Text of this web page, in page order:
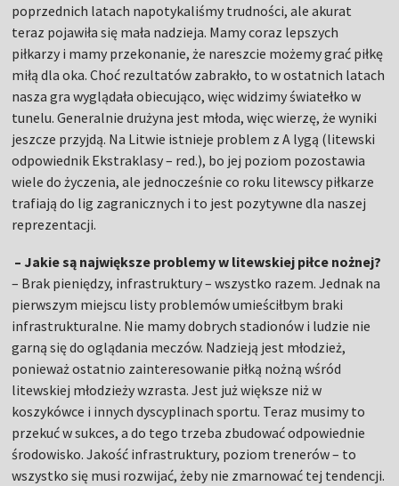
poprzednich latach napotykaliśmy trudności, ale akurat
teraz pojawiła się mała nadzieja. Mamy coraz lepszych
piłkarzy i mamy przekonanie, że nareszcie możemy grać piłkę
miłą dla oka. Choć rezultatów zabrakło, to w ostatnich latach
nasza gra wyglądała obiecująco, więc widzimy światełko w
tunelu. Generalnie drużyna jest młoda, więc wierzę, że wyniki
jeszcze przyjdą. Na Litwie istnieje problem z A lygą (litewski
odpowiednik Ekstraklasy – red.), bo jej poziom pozostawia
wiele do życzenia, ale jednocześnie co roku litewscy piłkarze
trafiają do lig zagranicznych i to jest pozytywne dla naszej
reprezentacji.
– Jakie są największe problemy w litewskiej piłce nożnej?
– Brak pieniędzy, infrastruktury – wszystko razem. Jednak na
pierwszym miejscu listy problemów umieściłbym braki
infrastrukturalne. Nie mamy dobrych stadionów i ludzie nie
garną się do oglądania meczów. Nadzieją jest młodzież,
ponieważ ostatnio zainteresowanie piłką nożną wśród
litewskiej młodzieży wzrasta. Jest już większe niż w
koszykówce i innych dyscyplinach sportu. Teraz musimy to
przekuć w sukces, a do tego trzeba zbudować odpowiednie
środowisko. Jakość infrastruktury, poziom trenerów – to
wszystko się musi rozwijać, żeby nie zmarnować tej tendencji.